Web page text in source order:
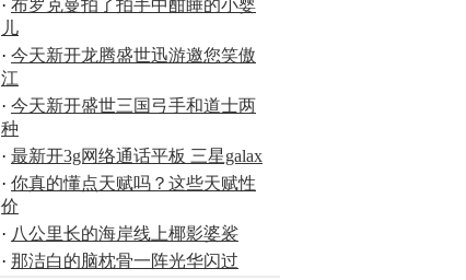
· 布罗克曼拍了拍手中酣睡的小婴
儿
· 今天新开龙腾盛世迅游邀您笑傲
江
· 今天新开盛世三国弓手和道士两
种
· 最新开3g网络通话平板 三星galax
· 你真的懂点天赋吗？这些天赋性
价
· 八公里长的海岸线上椰影婆裟
· 那洁白的脑枕骨一阵光华闪过